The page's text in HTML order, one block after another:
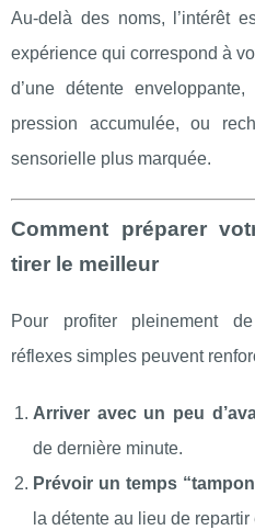
Au-delà des noms, l’intérêt
expérience qui correspond à
d’une détente
pression accumulée, ou
sensorielle plus marquée.
Comment préparer
tirer le meilleur
Pour profiter pleinement
réflexes simples peuvent
Arriver avec un peu
de dernière minute.
Prévoir un temps
la détente au lieu de repartir